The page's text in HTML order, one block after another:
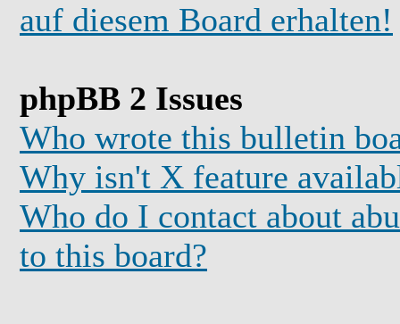
auf diesem Board erhalten!
phpBB 2 Issues
Who wrote this bulletin
Why isn't X feature
Who do I contact about
to this board?